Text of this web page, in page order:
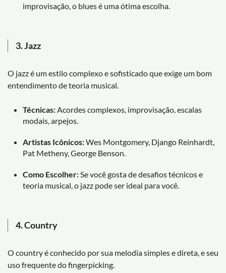
improvisação, o blues é uma ótima escolha.
3.Jazz
O jazz é um estilo complexo e sofisticado que exige um bom
entendimento de teoria musical.
Técnicas: Acordes complexos, improvisação, escalas
modais, arpejos.
Artistas Icônicos:Wes Montgomery, Django Reinhardt,
Pat Metheny, George Benson.
Como Escolher: Se você gosta de desafios técnicos e
teoria musical, o jazz pode ser ideal para você.
4.Country
O country é conhecido por sua melodia simples e direta, e seu
uso frequente do fingerpicking.